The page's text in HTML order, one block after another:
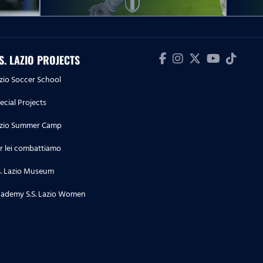
10.05.26
Serie A Women Athora | Lazio
Women-Ternana, le parole post
partita
LAZIO PROJECTS
Soccer School
Projects
Summer Camp
lei combattiamo
Lazio Museum
S.S. Lazio Women